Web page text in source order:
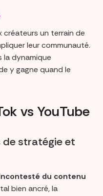
créateurs un terrain de
leur communauté.
la dynamique
y gagne quand le
vs YouTube
de stratégie et
du contenu
bien ancré, la